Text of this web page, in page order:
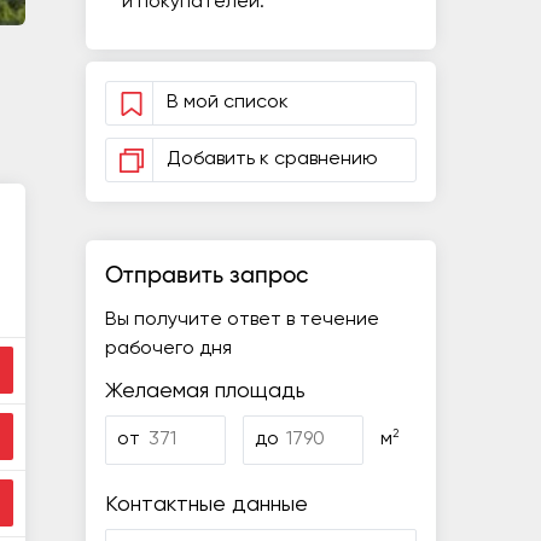
В мой список
Добавить к сравнению
Отправить запрос
Вы получите ответ в течение
рабочего дня
Желаемая площадь
от до м2
Контактные данные